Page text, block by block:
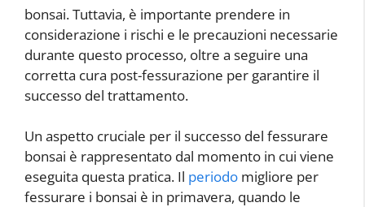
bonsai. Tuttavia, è importante prendere in
considerazione i rischi e le precauzioni necessarie
durante questo processo, oltre a seguire una
corretta cura post-fessurazione per garantire il
successo del trattamento.
Un aspetto cruciale per il successo del fessurare
bonsai è rappresentato dal momento in cui viene
eseguita questa pratica. Il periodo migliore per
fessurare i bonsai è in primavera, quando le